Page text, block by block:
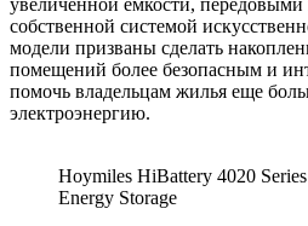
увеличенной емкости,
собственной системой
модели призваны сделать
помещений более безопасным и
помочь владельцам жилья еще
электроэнергию.
Hoymiles HiBattery 4020
Energy Storage